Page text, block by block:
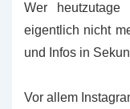
Wer heutzutage
eigentlich nicht
und Infos in
Vor allem